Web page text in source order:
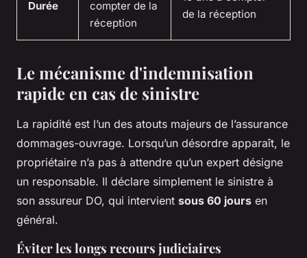
Durée
compter de la
réception
de la réception
Le mécanisme d'indemnisation
rapide en cas de sinistre
La rapidité est l’un des atouts majeurs de l’assurance
dommages-ouvrage. Lorsqu’un désordre apparaît, le
propriétaire n’a pas à attendre qu’un expert désigne
un responsable. Il déclare simplement le sinistre à
son assureur DO, qui intervient sous 60 jours en
général.
Éviter les longs recours judiciaires